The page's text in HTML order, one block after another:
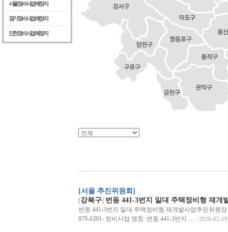
서울정비사업예정지
경기정비사업예정지
인천정비사업예정지
[서울 추진위원회]
[강북구] 번동 441-3번지 일대 주택정비형 재개
번동 441-3번지 일대 주택정비형 재개발사업추진위원
879-6391- 정비사업 명칭 :번동 441-3번지 …
2026-02-19